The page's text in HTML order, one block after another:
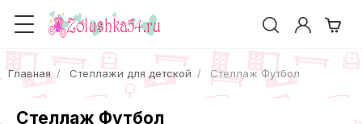
Главная Стеллажи для детской Стеллаж Футбол
Стеллаж Футбол